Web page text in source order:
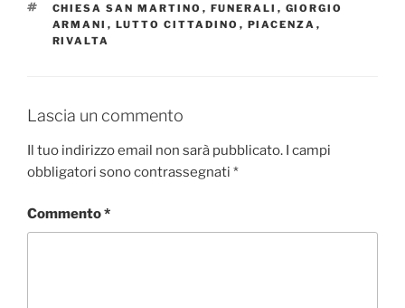
TAG
CHIESA SAN MARTINO , FUNERALI , GIORGIO
ARMANI , LUTTO CITTADINO , PIACENZA ,
RIVALTA
Lascia un commento
Il tuo indirizzo email non sarà pubblicato. I campi
obbligatori sono contrassegnati *
Commento*